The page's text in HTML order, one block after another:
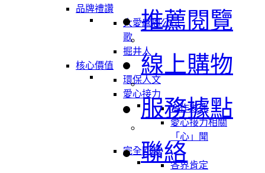
品牌禮讚
大愛感恩公司
歌
掘井人
核心價值
環保人文
愛心接力
合作夥伴
愛心接力相關
「心」聞
完全回饋
各界肯定
推薦閱覽
線上購物
服務據點
聯絡